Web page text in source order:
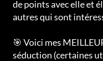
de points avec elle et
autres qui sont
🎯 Voici mes
séduction (certaines